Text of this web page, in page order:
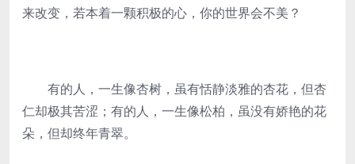
来改变，若本着一颗积极的心，你的世界会不美？
有的人，一生像杏树，虽有恬静淡雅的杏花，但杏
仁却极其苦涩；有的人，一生像松柏，虽没有娇艳的花
朵，但却终年青翠。